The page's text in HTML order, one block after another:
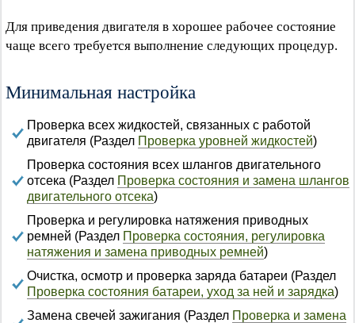
Для приведения двигателя в хорошее рабочее состояние
чаще всего требуется выполнение следующих процедур.
Минимальная настройка
Проверка всех жидкостей, связанных с работой
двигателя (Раздел Проверка уровней жидкостей)
Проверка состояния всех шлангов двигательного
отсека (Раздел Проверка состояния и замена шлангов
двигательного отсека)
Проверка и регулировка натяжения приводных
ремней (Раздел Проверка состояния, регулировка
натяжения и замена приводных ремней)
Очистка, осмотр и проверка заряда батареи (Раздел
Проверка состояния батареи, уход за ней и зарядка)
Замена свечей зажигания (Раздел Проверка и замена